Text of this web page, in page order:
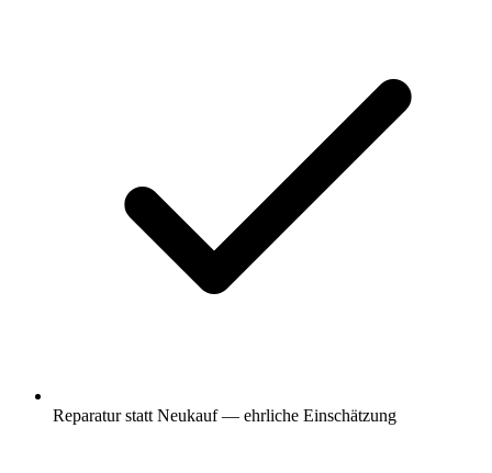
Reparatur statt Neukauf — ehrliche Einschätzung